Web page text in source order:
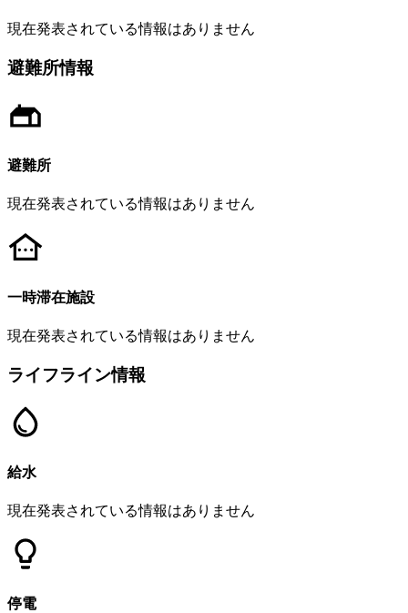
現在発表されている情報はありません
避難所情報
避難所
現在発表されている情報はありません
一時滞在施設
現在発表されている情報はありません
ライフライン情報
給水
現在発表されている情報はありません
停電